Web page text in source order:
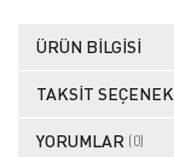
ÜRÜN BILGISI
TAKSIT
YORUMLAR (0)